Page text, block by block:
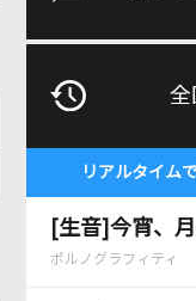
全
リアルタイム
[生音]今宵、
ポルノグラフィティ